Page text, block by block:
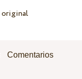
original
Comentarios